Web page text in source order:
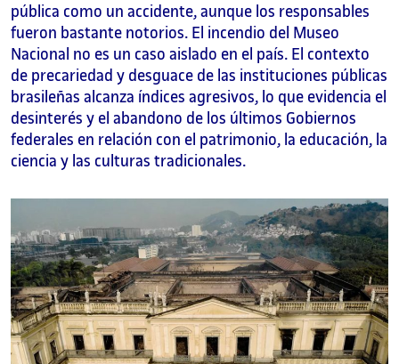
pública como un accidente, aunque los responsables
fueron bastante notorios. El incendio del Museo
Nacional no es un caso aislado en el país. El contexto
de precariedad y desguace de las instituciones públicas
brasileñas alcanza índices agresivos, lo que evidencia el
desinterés y el abandono de los últimos Gobiernos
federales en relación con el patrimonio, la educación, la
ciencia y las culturas tradicionales.